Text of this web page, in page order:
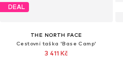
DEAL
THE NORTH FACE
Cestovní taška 'Base Camp'
3 411 Kč